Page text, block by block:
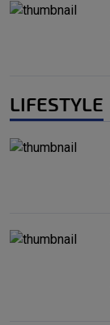
LIFESTYLE